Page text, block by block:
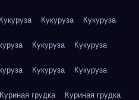
Кукуруза Кукуруза Кукуруза
Кукуруза Кукуруза
Кукуруза Кукуруза
Куриная грудка Куриная грудка